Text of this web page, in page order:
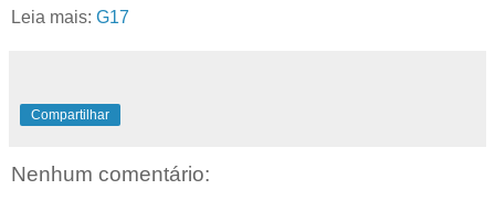
Leia mais: G17
Compartilhar
Nenhum comentário: